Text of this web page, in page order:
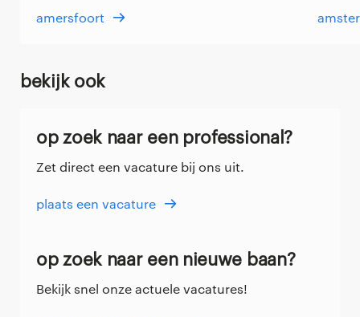
amersfoort
bekijk ook
op zoek naar een professional?
Zet direct een vacature bij ons uit.
plaats een vacature
op zoek naar een nieuwe baan?
Bekijk snel onze actuele vacatures!